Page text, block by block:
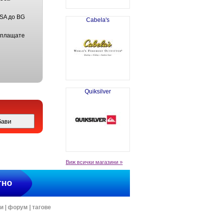
до BG Cabela's
Quiksilver
Виж всички магазини »
форум тагове